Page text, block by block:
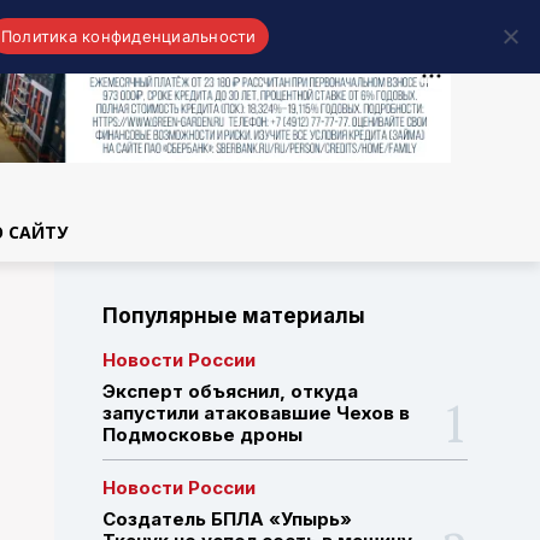
САЙТУ
Популярные материалы
Новости России
Эксперт объяснил, откуда
запустили атаковавшие Чехов в
Подмосковье дроны
Новости России
Создатель БПЛА «Упырь»
Политика конфиденциальности